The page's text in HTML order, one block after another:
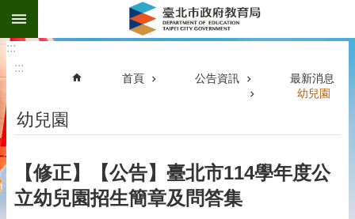
跳到主要內容區塊
:::
:::
首頁 公告資訊
最新消息
幼兒園
幼兒園
【修正】【公告】臺北市114學年度公
立幼兒園招生簡章及問答集